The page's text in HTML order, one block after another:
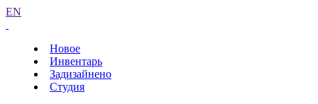
EN
Новое
Инвентарь
Задизайнено
Студия